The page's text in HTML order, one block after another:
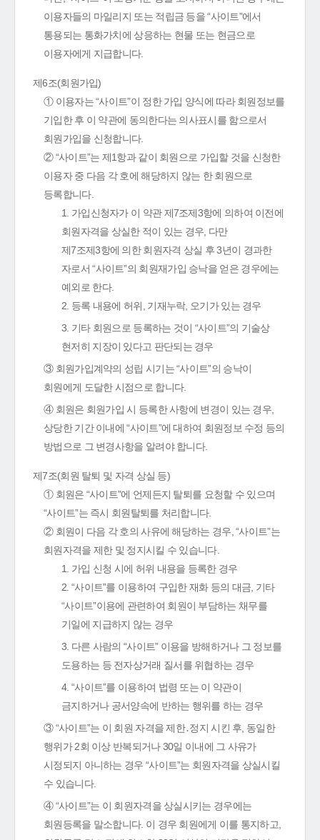
이용자들의 마일리지 또는 적립금 등을 “사이트”에서
통용되는 통화가치에 상응하는 현물 또는 현금으로
이용자에게 지급합니다.
제6조(회원가입)
① 이용자는 “사이트”이 정한 가입 양식에 따라 회원정보를
기입한 후 이 약관에 동의한다는 의사표시를 함으로서
회원가입을 신청합니다.
② “사이트”는 제1항과 같이 회원으로 가입할 것을 신청한
이용자 중 다음 각 호에 해당하지 않는 한 회원으로
등록합니다.
1. 가입신청자가 이 약관 제7조제3항에 의하여 이전에
회원자격을 상실한 적이 있는 경우, 다만
제7조제3항에 의한 회원자격 상실 후 3년이 경과한
자로서 “사이트”의 회원재가입 승낙을 얻은 경우에는
예외로 한다.
2. 등록 내용에 허위, 기재누락, 오기가 있는 경우
3. 기타 회원으로 등록하는 것이 “사이트”의 기술상
현저히 지장이 있다고 판단되는 경우
③ 회원가입계약의 성립 시기는 “사이트”의 승낙이
회원에게 도달한 시점으로 합니다.
④ 회원은 회원가입 시 등록한 사항에 변경이 있는 경우,
상당한 기간 이내에 “사이트”에 대하여 회원정보 수정 등의
방법으로 그 변경사항을 알려야 합니다.
제7조(회원 탈퇴 및 자격 상실 등)
① 회원은 “사이트”에 언제든지 탈퇴를 요청할 수 있으며
“사이트”는 즉시 회원탈퇴를 처리합니다.
② 회원이 다음 각 호의 사유에 해당하는 경우, “사이트”는
회원자격을 제한 및 정지시킬 수 있습니다.
1. 가입 신청 시에 허위 내용을 등록한 경우
2. “사이트”를 이용하여 구입한 재화 등의 대금, 기타
“사이트”이용에 관련하여 회원이 부담하는 채무를
기일에 지급하지 않는 경우
3. 다른 사람의 “사이트” 이용을 방해하거나 그 정보를
도용하는 등 전자상거래 질서를 위협하는 경우
4. “사이트”를 이용하여 법령 또는 이 약관이
금지하거나 공서양속에 반하는 행위를 하는 경우
③ “사이트”는 이 회원 자격을 제한․정지 시킨 후, 동일한
행위가 2회 이상 반복되거나 30일 이내에 그 사유가
시정되지 아니하는 경우 “사이트”는 회원자격을 상실시킬
수 있습니다.
④ “사이트”는 이 회원자격을 상실시키는 경우에는
회원등록을 말소합니다. 이 경우 회원에게 이를 통지하고,